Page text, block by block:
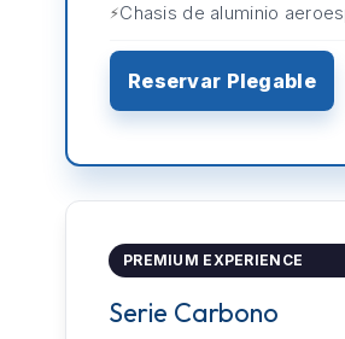
Chasis de aluminio
Reservar Plegable
PREMIUM EXPERIENCE
Serie Carbono